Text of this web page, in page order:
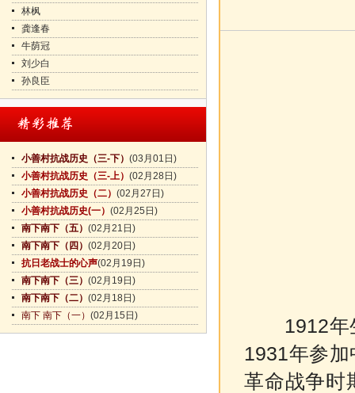
林枫
龚逢春
牛荫冠
刘少白
孙良臣
小善村抗战历史（三-下） (03月01日)
小善村抗战历史（三-上） (02月28日)
小善村抗战历史（二） (02月27日)
小善村抗战历史(一） (02月25日)
南下南下（五） (02月21日)
南下南下（四） (02月20日)
抗日老战士的心声(02月19日)
南下南下（三） (02月19日)
南下南下（二） (02月18日)
南下 南下（一） (02月15日)
1912
1931年参
革命战争时